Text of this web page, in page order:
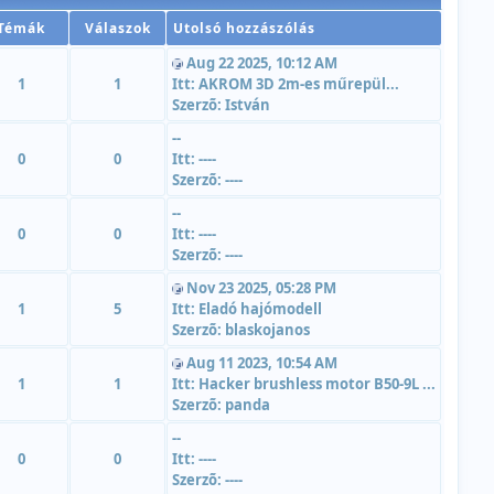
Válaszok Utolsó hozzászólás
1 1
Aug 22 2025, 10:12 AM
Itt: AKROM 3D 2m-es műrepül...
Szerzõ: István
0 0
--
Itt: ----
Szerzõ: ----
0 0
--
Itt: ----
Szerzõ: ----
1 5
Nov 23 2025, 05:28 PM
Itt: Eladó hajómodell
Szerzõ: blaskojanos
1 1
Aug 11 2023, 10:54 AM
Itt: Hacker brushless motor B50-9L ...
Szerzõ: panda
0 0
--
Itt: ----
Szerzõ: ----